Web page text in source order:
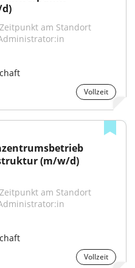
am Standort
Vollzeit
(m/w/d)
am Standort
Vollzeit